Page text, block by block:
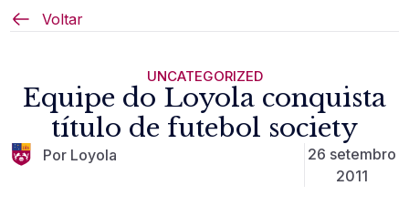
Voltar
UNCATEGORIZED
Equipe do Loyola conquista
título de futebol society
Por Loyola
26 setembro
2011